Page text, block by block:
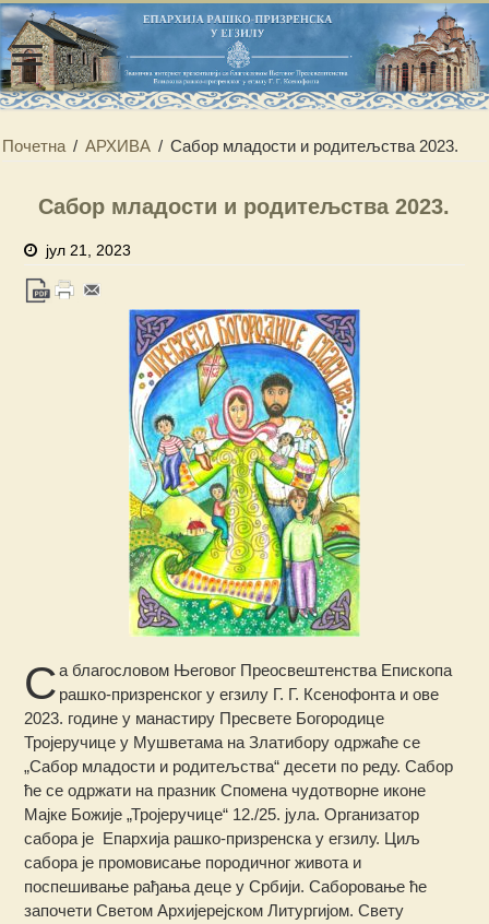
Почетна / АРХИВА / Сабор младости и родитељства 2023.
Сабор младости и родитељства 2023.
јул 21, 2023
Са благословом Његовог Преосвештенства Епископа
рашко-призренског у егзилу Г. Г. Ксенофонта и ове
2023. године у манастиру Пресвете Богородице
Тројеручице у Мушветама на Златибору одржаће се
„Сабор младости и родитељства“ десети по реду. Сабор
ће се одржати на празник Спомена чудотворне иконе
Мајке Божије „Тројеручице“ 12./25. јула. Организатор
сабора је Епархија рашко-призренска у егзилу. Циљ
сабора је промовисање породичног живота и
поспешивање рађања деце у Србији.Саборовање ће
започети Светом Архијерејском Литургијом. Свету